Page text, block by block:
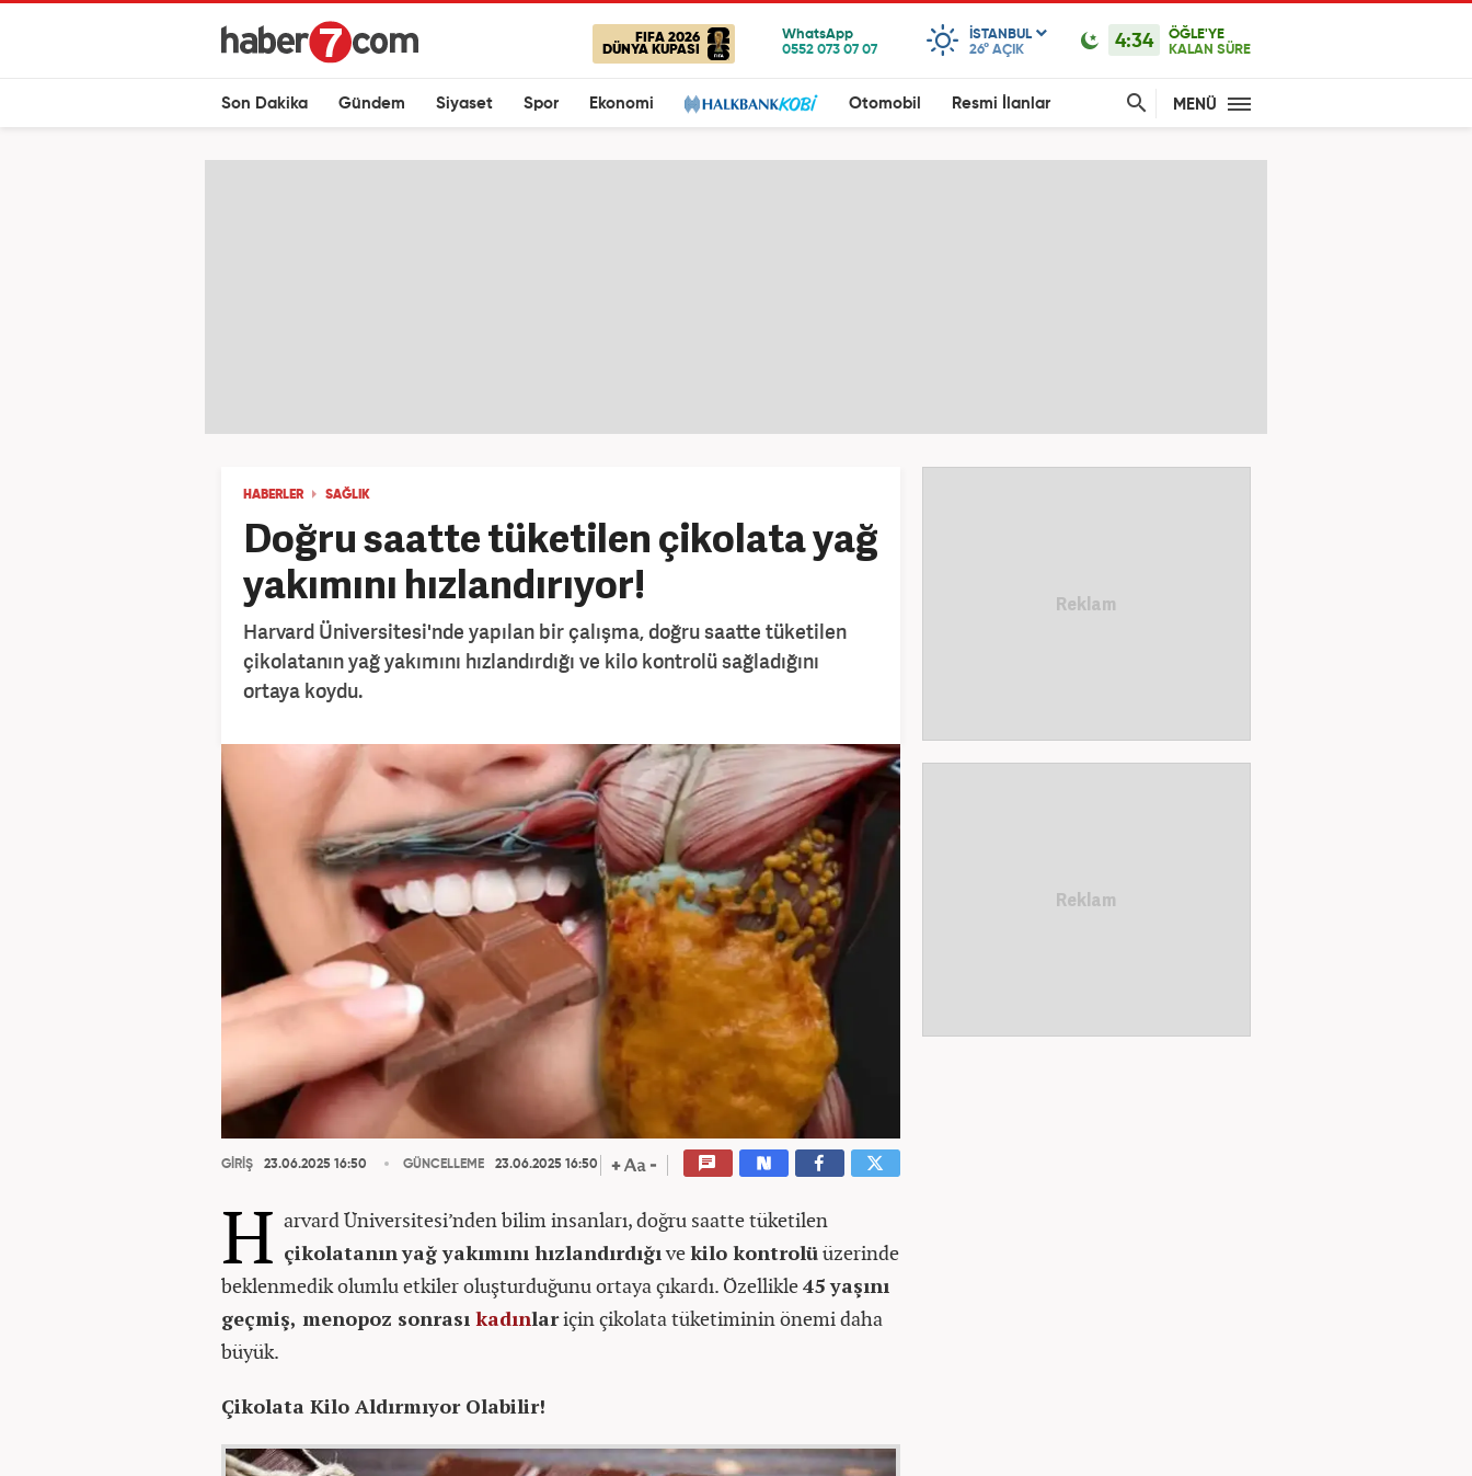
FIFA 2026
DÜNYA KUPASI
ISTANBUL
26° AÇIK 4:34
ÖĞLE'YE
KALAN SÜRE
Son Dakika Gündem Siyaset Spor Ekonomi Otomobil Resmi İlanlar MENÜ
HABERLER SAĞLIK
Doğru saatte tüketilen çikolata yağ
yakımını hızlandırıyor!
Harvard Üniversitesi'nde yapılan bir çalışma, doğru saatte tüketilen
çikolatanın yağ yakımını hızlandırdığı ve kilo kontrolü sağladığını
ortaya koydu.
GİRİŞ 23.06.2025 16:50 GÜNCELLEME 23.06.2025 16:50
H arvard Üniversitesi’nden bilim insanları, doğru saatte tüketilen
çikolatanınyağ yakımını hızlandırdığıvekilo kontrolüüzerinde
beklenmedik olumlu etkiler oluşturduğunu ortaya çıkardı. Özellikle45 yaşını
geçmiş, menopoz sonrası kadınlariçin çikolata tüketiminin önemi daha
büyük.
Çikolata Kilo Aldırmıyor Olabilir!